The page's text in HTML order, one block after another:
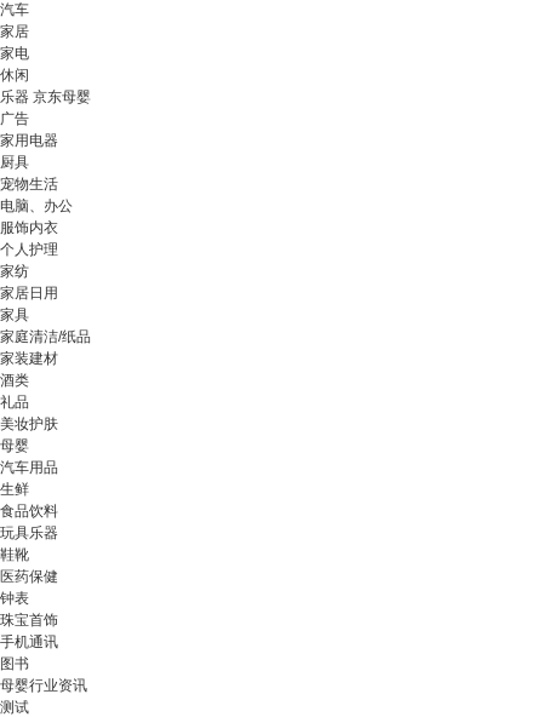
汽车
家居
家电
休闲
乐器 京东母婴
广告
家用电器
厨具
宠物生活
电脑、办公
服饰内衣
个人护理
家纺
家居日用
家具
家庭清洁/纸品
家装建材
酒类
礼品
美妆护肤
母婴
汽车用品
生鲜
食品饮料
玩具乐器
鞋靴
医药保健
钟表
珠宝首饰
手机通讯
图书
母婴行业资讯
测试